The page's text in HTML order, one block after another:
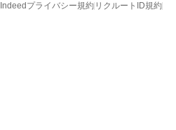
Indeedプライバシー規約 リクルートID規約